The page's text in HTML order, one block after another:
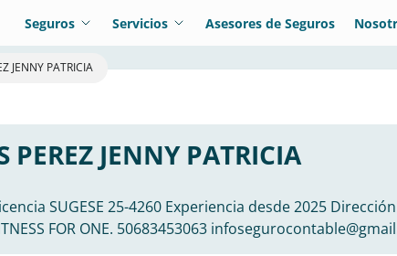
Seguros Servicios Asesores de Seguros
JENNY PATRICIA
PEREZ JENNY PATRICIA
SUGESE 25-4260 Experiencia desde 2025 Dirección
FOR ONE. 50683453063